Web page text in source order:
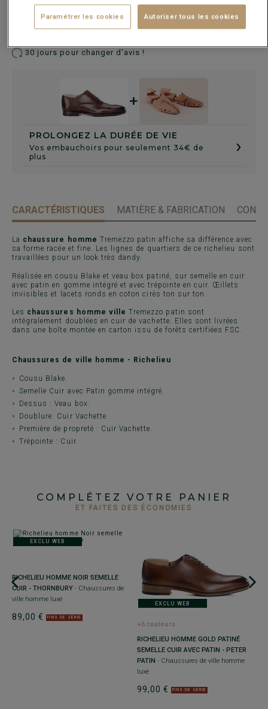
Livré en 24h ouvrées avec Chronopost Express
30 jours pour changer d'avis !
PROLONGEZ LA DURÉE DE VIE
Vos embauchoirs pour seulement 34€ de
plus
›
+
CARACTÉRISTIQUES MATIÈRE & FABRICATION
La chaussure homme Tremezzo patin affiche sa différence avec
sa forme racée et fine. Les lignes de quartiers de ce richelieu sont
travaillées pour un look très dandy.
Réalisée en cousu Blake et veau box patiné, sur semelle en cuir
avec patin en gomme intégré et avec trépointe en cuir. Œillets
invisibles et lacets ronds en coton cirés ton sur ton.
Les chaussures homme ville Tremezzo patin sont
intégralement doublées en cuir de vachette. Elles sont livrées
dans une boîte montée en carton issu de forêts certifiées FSC.
Chaussures de ville homme - Richelieu
Cousu Blake.
Semelle Cuir avec Patin gomme intégré.
Dessus : Veau box.
Doublure: Cuir Vachette.
Première de propreté : Cuir Vachette.
Trépointe : Cuir.
COMPLÉTEZ VOTRE PANIER
ET FAITES DES ÉCONOMIES
EXCLU WEB
RICHELIEU HOMME NOIR SEMELLE
CUIR - THORNBURY - Chaussures de
ville homme luxe
89,00 € FINS DE SÉRIE
EXCLU WEB
+6 couleurs
RICHELIEU HOMME GOLD PATINÉ
SEMELLE CUIR AVEC PATIN - PETER
PATIN - Chaussures de ville homme
luxe
99,00 € FINS DE SÉRIE
Paramétrer les cookies Autoriser tous les cookies